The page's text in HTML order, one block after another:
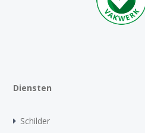
Diensten
Schilder